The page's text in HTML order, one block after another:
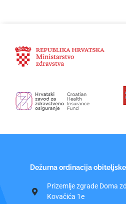
Dežurna ordinacija
Prizemlje zgrade Doma
Kovačića 1e